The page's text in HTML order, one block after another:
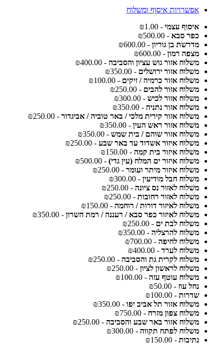
אפשרויות איסוף ומשלוח
איסוף עצמי - ₪1.00
כפר סבא - ₪500.00
מדרשת בן גוריון - ₪600.00
מצפה רמון - ₪600.00
משלוח אזור גוש עציון והסביבה - ₪400.00
משלוח אזור ירושלים - ₪350.00
משלוח אזור כרמיה / זיקים - ₪100.00
משלוח אזור להבים - ₪250.00
משלוח אזור לכיש - ₪300.00
משלוח אזור נתניה - ₪350.00
משלוח אזור קירית מלכי / באר טוביה / אביגדור - ₪250.00
משלוח אזור ראש העין - ₪350.00
משלוח אזור שוהם / בית שמש - ₪350.00
משלוח איזור אשדוד עד באר שבע - ₪250.00
משלוח איזור בית קמה - ₪150.00
משלוח איזור ים המלח (עין גדי) - ₪500.00
משלוח איזור מיתר ועומר - ₪250.00
משלוח חבל מודיעין - ₪300.00
משלוח לאזור נס ציונה - ₪250.00
משלוח לאזור רחובות - ₪250.00
משלוח לאיזור דורות / רוחמה - ₪150.00
משלוח לאיזור כפר סבא / רעננה / רמת השרון - ₪350.00
משלוח לבת ים - ₪250.00
משלוח להרצליה - ₪350.00
משלוח לחיפה - ₪700.00
משלוח לערד - ₪400.00
משלוח לקרית גת והסביבה - ₪250.00
משלוח לראשון לציון - ₪250.00
משלוח עוטף עזה - ₪100.00
נחל עוז - ₪50.00
שדרות - ₪100.00
משלוח אזור תל אביב יפו - ₪350.00
משלוח צפון מזרח - ₪750.00
משלוח אזור באר שבע והסביבה - ₪250.00
משלוח לפתח תקווה - ₪300.00
נתיבות - ₪150.00